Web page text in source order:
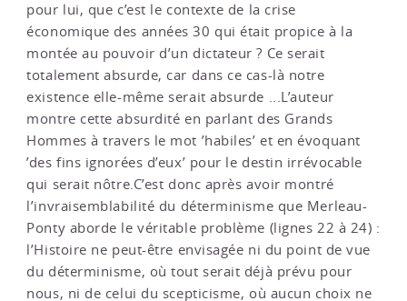
pour lui, que c’est le contexte de la crise
économique des années 30 qui était propice à la
montée au pouvoir d’un dictateur ? Ce serait
totalement absurde, car dans ce cas-là notre
existence elle-même serait absurde ...L’auteur
montre cette absurdité en parlant des Grands
Hommes à travers le mot ’habiles’ et en évoquant
’des fins ignorées d’eux’ pour le destin irrévocable
qui serait nôtre.C’est donc après avoir montré
l’invraisemblabilité du déterminisme que Merleau-
Ponty aborde le véritable problème (lignes 22 à 24) :
l’Histoire ne peut-être envisagée ni du point de vue
du déterminisme, où tout serait déjà prévu pour
nous, ni de celui du scepticisme, où aucun choix ne